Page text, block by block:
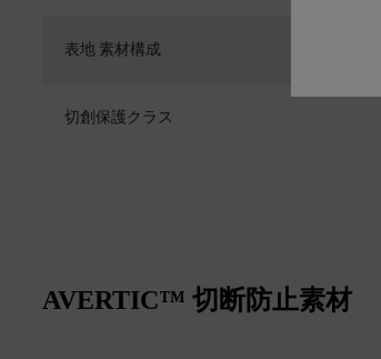
表地 素材構成
切創保護クラス
AVERTIC™ 切断防止素材